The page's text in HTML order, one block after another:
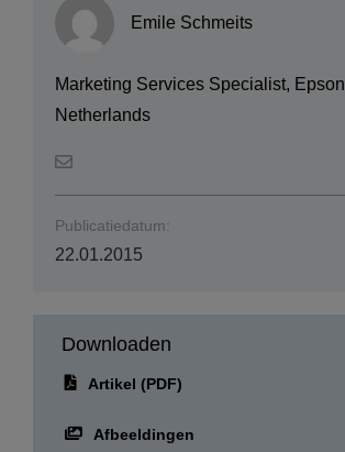
Emile Schmeits
Marketing Services Specialist, Epson
Netherlands
Publicatiedatum:
22.01.2015
Downloaden
Artikel (PDF)
Afbeeldingen